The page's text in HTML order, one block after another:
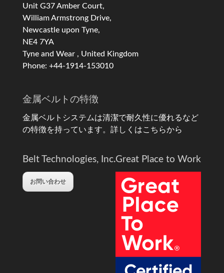
Unit G37 Amber Court,
William Armstrong Drive,
Newcastle upon Tyne,
NE4 7YA
Tyne and Wear , United Kingdom
Phone: +44-1914-153010
金属ベルトの特徴
金属ベルトシステムは清潔で耐久性に優れるなど
の特徴を持っています。 詳しくはこちらから
Belt Technologies, Inc.
お問い合わせ
Great Place to Work